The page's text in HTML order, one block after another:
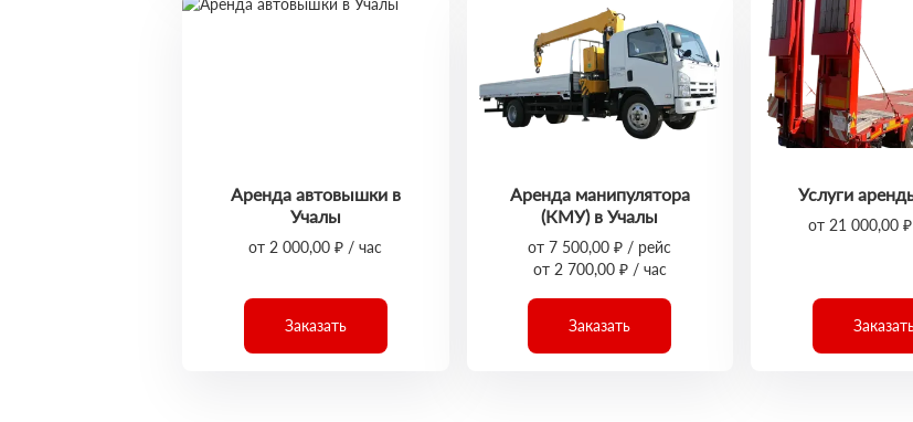
Аренда автовышки в
Учалы
от 2 000,00 ₽ / час
Заказать
Аренда манипулятора
(КМУ) в Учалы
от 7 500,00 ₽ / рейс
от 2 700,00 ₽ / час
Заказать
Услуги
от 21 000,00